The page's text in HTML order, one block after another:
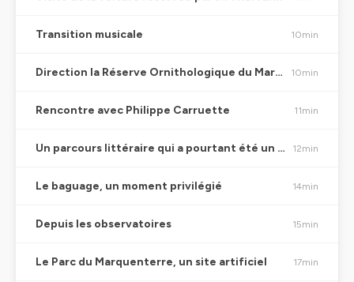
Transition musicale 10min
Direction la Réserve Ornithologique du Marquenterre ! 10min
Rencontre avec Philippe Carruette 11min
Un parcours littéraire qui a pourtant été un atout 12min
Le baguage, un moment privilégié 14min
Depuis les observatoires 15min
Le Parc du Marquenterre, un site artificiel 17min